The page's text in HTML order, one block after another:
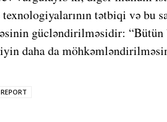
tətbiqi və bu
gücləndirilməsidir: “Bütün
daha da
REPORT